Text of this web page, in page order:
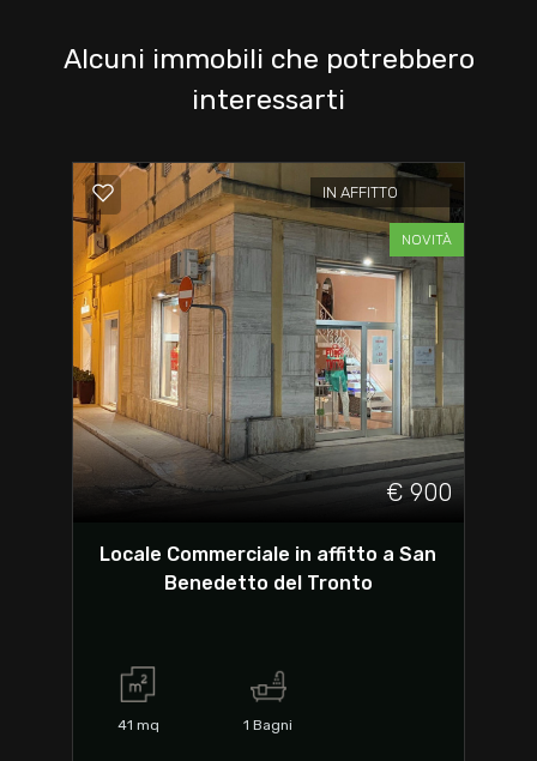
Alcuni immobili che potrebbero
interessarti
IN AFFITTO
NOVITÀ
€ 900
Locale Commerciale in affitto a San
Benedetto del Tronto
41 mq 1 Bagni